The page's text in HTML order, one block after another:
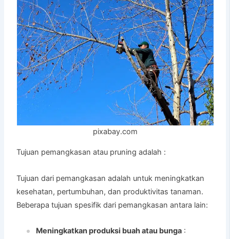
pixabay.com
Tujuan pemangkasan atau pruning adalah :
Tujuan dari pemangkasan adalah untuk meningkatkan
kesehatan, pertumbuhan, dan produktivitas tanaman.
Beberapa tujuan spesifik dari pemangkasan antara lain:
Meningkatkan produksi buah atau bunga :